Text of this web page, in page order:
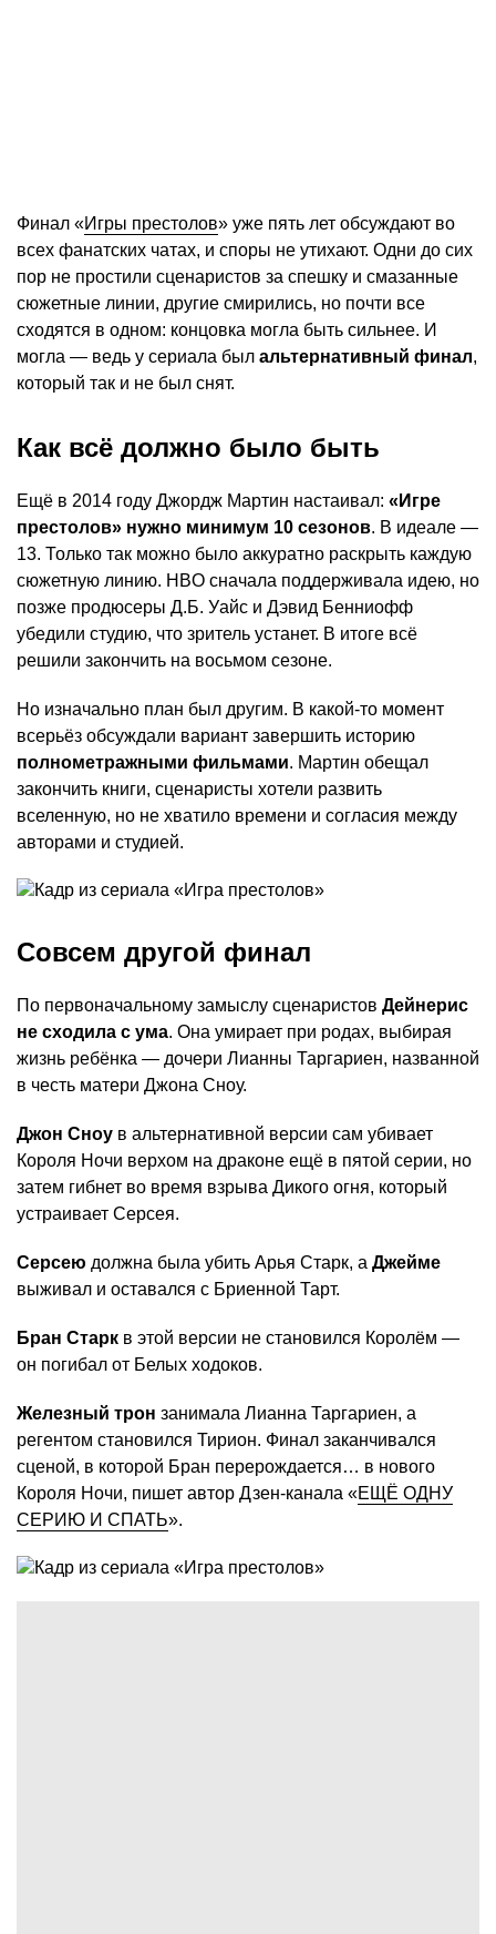
Финал «Игры престолов» уже пять лет обсуждают во
всех фанатских чатах, и споры не утихают. Одни до сих
пор не простили сценаристов за спешку и смазанные
сюжетные линии, другие смирились, но почти все
сходятся в одном: концовка могла быть сильнее. И
могла — ведь у сериала был альтернативный финал,
который так и не был снят.
Как всё должно было быть
Ещё в 2014 году Джордж Мартин настаивал: «Игре
престолов» нужно минимум 10 сезонов. В идеале —
13. Только так можно было аккуратно раскрыть каждую
сюжетную линию. HBO сначала поддерживала идею, но
позже продюсеры Д.Б. Уайс и Дэвид Бенниофф
убедили студию, что зритель устанет. В итоге всё
решили закончить на восьмом сезоне.
Но изначально план был другим. В какой-то момент
всерьёз обсуждали вариант завершить историю
полнометражными фильмами. Мартин обещал
закончить книги, сценаристы хотели развить
вселенную, но не хватило времени и согласия между
авторами и студией.
Совсем другой финал
По первоначальному замыслу сценаристов Дейнерис
не сходила с ума. Она умирает при родах, выбирая
жизнь ребёнка — дочери Лианны Таргариен, названной
в честь матери Джона Сноу.
Джон Сноу в альтернативной версии сам убивает
Короля Ночи верхом на драконе ещё в пятой серии, но
затем гибнет во время взрыва Дикого огня, который
устраивает Серсея.
Серсею должна была убить Арья Старк, а Джейме
выживал и оставался с Бриенной Тарт.
Бран Старк в этой версии не становился Королём —
он погибал от Белых ходоков.
Железный трон занимала Лианна Таргариен, а
регентом становился Тирион. Финал заканчивался
сценой, в которой Бран перерождается… в нового
Короля Ночи, пишет автор Дзен-канала «ЕЩЁ ОДНУ
СЕРИЮ И СПАТЬ».